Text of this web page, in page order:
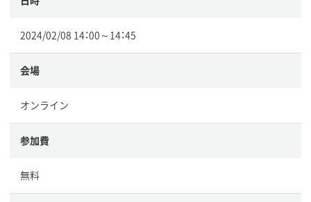
2024/02/08 14：00～14：45
会場
オンライン
参加費
無料